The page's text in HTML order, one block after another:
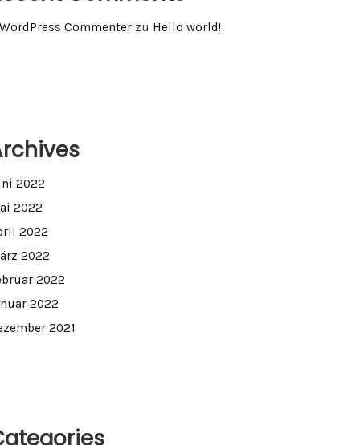
Commenter zu Hello world!
2022
2022
2022
2022
2022
2022
2021